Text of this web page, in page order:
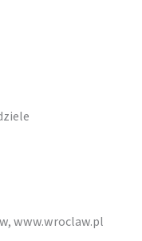
www.wroclaw.pl